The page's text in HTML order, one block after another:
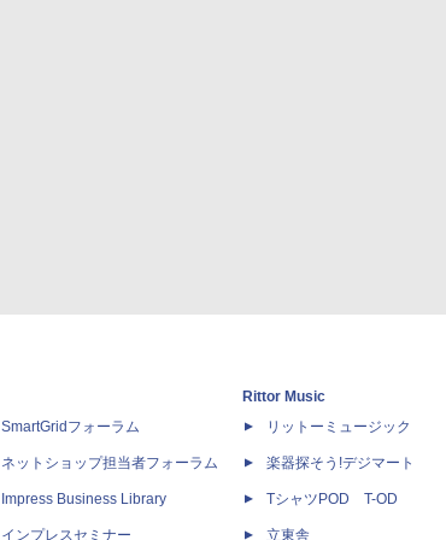
SmartGridフォーラム
ネットショップ担当者フォーラム
Impress Business Library
インプレスセミナー
Rittor Music
リットーミュージック
楽器探そう!デジマート
TシャツPOD T-OD
立東舎